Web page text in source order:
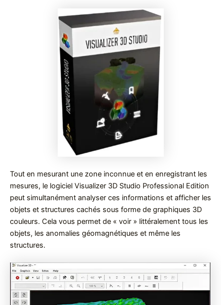
Tout en mesurant une zone inconnue et en enregistrant les
mesures, le logiciel Visualizer 3D Studio Professional Edition
peut simultanément analyser ces informations et afficher les
objets et structures cachés sous forme de graphiques 3D
couleurs. Cela vous permet de « voir » littéralement tous les
objets, les anomalies géomagnétiques et même les
structures.